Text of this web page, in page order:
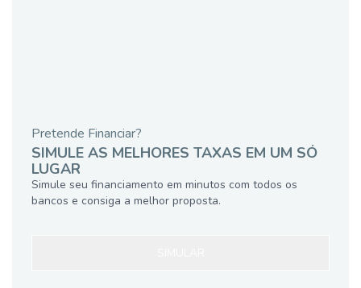
Pretende Financiar?
SIMULE AS MELHORES TAXAS EM UM SÓ
LUGAR
Simule seu financiamento em minutos com todos os
bancos e consiga a melhor proposta.